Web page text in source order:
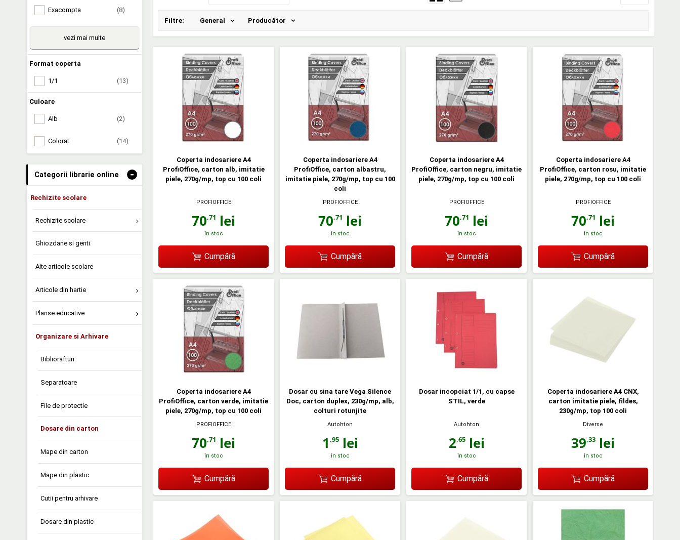
Exacompta (8)
vezi mai multe
Format coperta
1/1 (13)
Culoare
Alb (2)
Colorat (14)
Categorii librarie online -
Rechizite scolare
Rechizite scolare
Ghiozdane si genti
Alte articole scolare
Articole din hartie
Planse educative
Organizare si Arhivare
Bibliorafturi
Separatoare
File de protectie
Dosare din carton
Mape din carton
Mape din plastic
Cutii pentru arhivare
Dosare din plastic
Filtre: General Producător
Coperta indosariere A4
ProfiOffice, carton alb, imitatie
piele, 270g/mp, top cu 100 coli
PROFIOFFICE
70,71 lei
în stoc
Cumpără
Coperta indosariere A4
ProfiOffice, carton albastru,
imitatie piele, 270g/mp, top cu 100
coli
PROFIOFFICE
70,71 lei
în stoc
Cumpără
Coperta indosariere A4
ProfiOffice, carton negru, imitatie
piele, 270g/mp, top cu 100 coli
PROFIOFFICE
70,71 lei
în stoc
Cumpără
Coperta indosariere A4
ProfiOffice, carton rosu, imitatie
piele, 270g/mp, top cu 100 coli
PROFIOFFICE
70,71 lei
în stoc
Cumpără
Coperta indosariere A4
ProfiOffice, carton verde, imitatie
piele, 270g/mp, top cu 100 coli
PROFIOFFICE
70,71 lei
în stoc
Cumpără
Dosar cu sina tare Vega Silence
Doc, carton duplex, 230g/mp, alb,
colturi rotunjite
Autohton
1 ,95lei
în stoc
Cumpără
Dosar incopciat 1/1, cu capse
STIL, verde
Autohton
2,65lei
în stoc
Cumpără
Coperta indosariere A4 CNX,
carton imitatie piele, fildes,
230g/mp, top 100 coli
Diverse
39,33 lei
în stoc
Cumpără